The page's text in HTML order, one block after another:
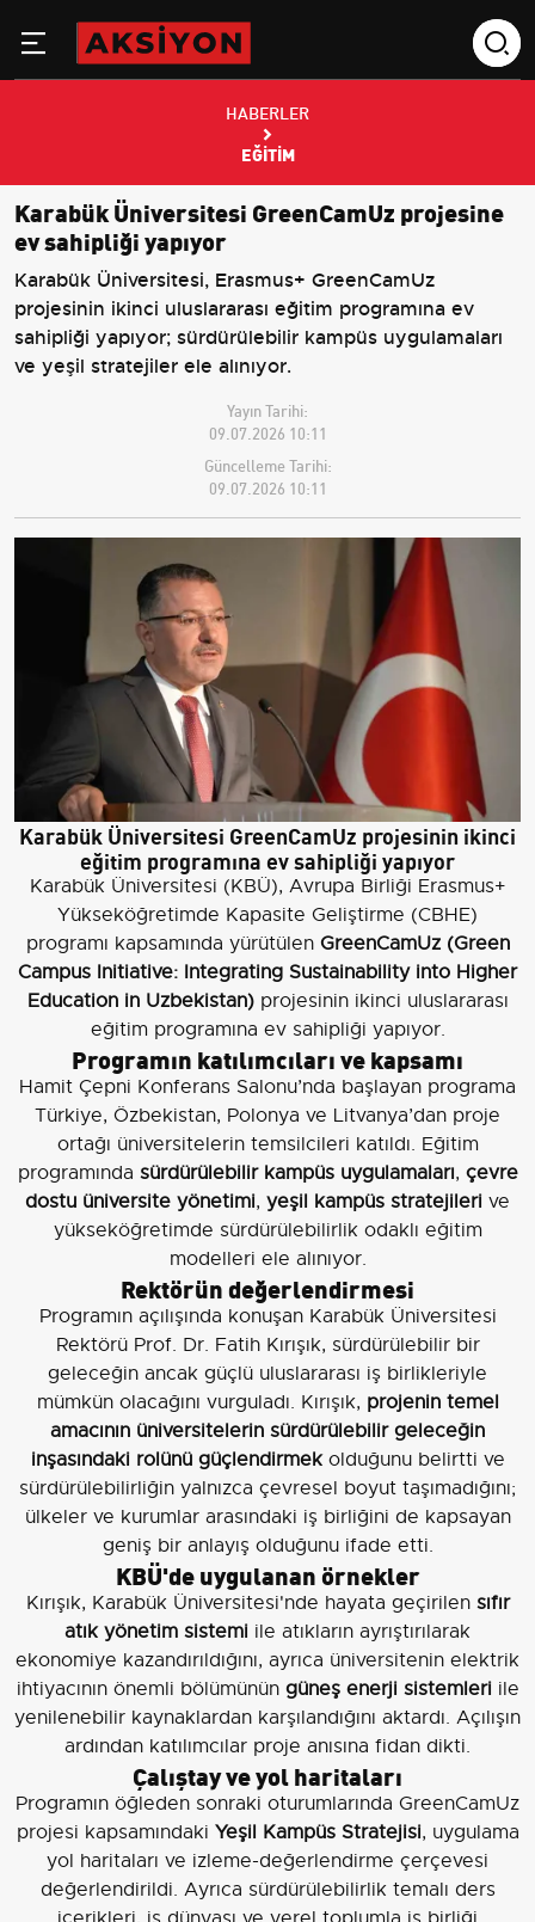
HABERLER
EĞITIM
Karabük Üniversitesi GreenCamUz projesine
ev sahipliği yapıyor
Karabük Üniversitesi, Erasmus+ GreenCamUz
projesinin ikinci uluslararası eğitim programına ev
sahipliği yapıyor; sürdürülebilir kampüs uygulamaları
ve yeşil stratejiler ele alınıyor.
Yayın Tarihi:
09.07.2026 10:11
Güncelleme Tarihi:
09.07.2026 10:11
Karabük Üniversitesi GreenCamUz projesinin ikinci
eğitim programına ev sahipliği yapıyor
Karabük Üniversitesi (KBÜ), Avrupa Birliği Erasmus+
Yükseköğretimde Kapasite Geliştirme (CBHE)
programı kapsamında yürütülen GreenCamUz (Green
Campus Initiative: Integrating Sustainability into Higher
Education in Uzbekistan)projesinin ikinci uluslararası
eğitim programına ev sahipliği yapıyor.
Programın katılımcıları ve kapsamı
Hamit Çepni Konferans Salonu’nda başlayan programa
Türkiye, Özbekistan, Polonya ve Litvanya’dan proje
ortağı üniversitelerin temsilcileri katıldı. Eğitim
programında sürdürülebilir kampüs uygulamaları, çevre
dostu üniversite yönetimi, yeşil kampüs stratejileri ve
yükseköğretimde sürdürülebilirlik odaklı eğitim
modelleri ele alınıyor.
Rektörün değerlendirmesi
Programın açılışında konuşan Karabük Üniversitesi
Rektörü Prof. Dr. Fatih Kırışık, sürdürülebilir bir
geleceğin ancak güçlü uluslararası iş birlikleriyle
mümkün olacağını vurguladı. Kırışık, projenin temel
amacının üniversitelerin sürdürülebilir geleceğin
inşasındaki rolünü güçlendirmekolduğunu belirtti ve
sürdürülebilirliğin yalnızca çevresel boyut taşımadığını;
ülkeler ve kurumlar arasındaki iş birliğini de kapsayan
geniş bir anlayış olduğunu ifade etti.
KBÜ'de uygulanan örnekler
Kırışık, Karabük Üniversitesi'nde hayata geçirilen sıfır
atık yönetim sistemi ile atıkların ayrıştırılarak
ekonomiye kazandırıldığını, ayrıca üniversitenin elektrik
ihtiyacının önemli bölümünün güneş enerji sistemleriile
yenilenebilir kaynaklardan karşılandığını aktardı. Açılışın
ardından katılımcılar proje anısına fidan dikti.
Çalıştay ve yol haritaları
Programın öğleden sonraki oturumlarında GreenCamUz
projesi kapsamındaki Yeşil Kampüs Stratejisi, uygulama
yol haritaları ve izleme-değerlendirme çerçevesi
değerlendirildi. Ayrıca sürdürülebilirlik temalı ders